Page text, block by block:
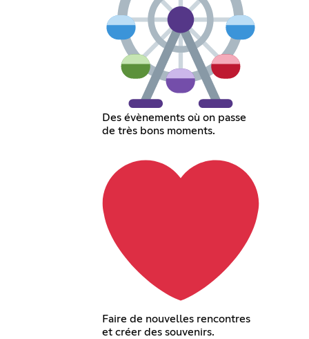
Des évènements où on passe
de très bons moments.
Faire de nouvelles rencontres
et créer des souvenirs.